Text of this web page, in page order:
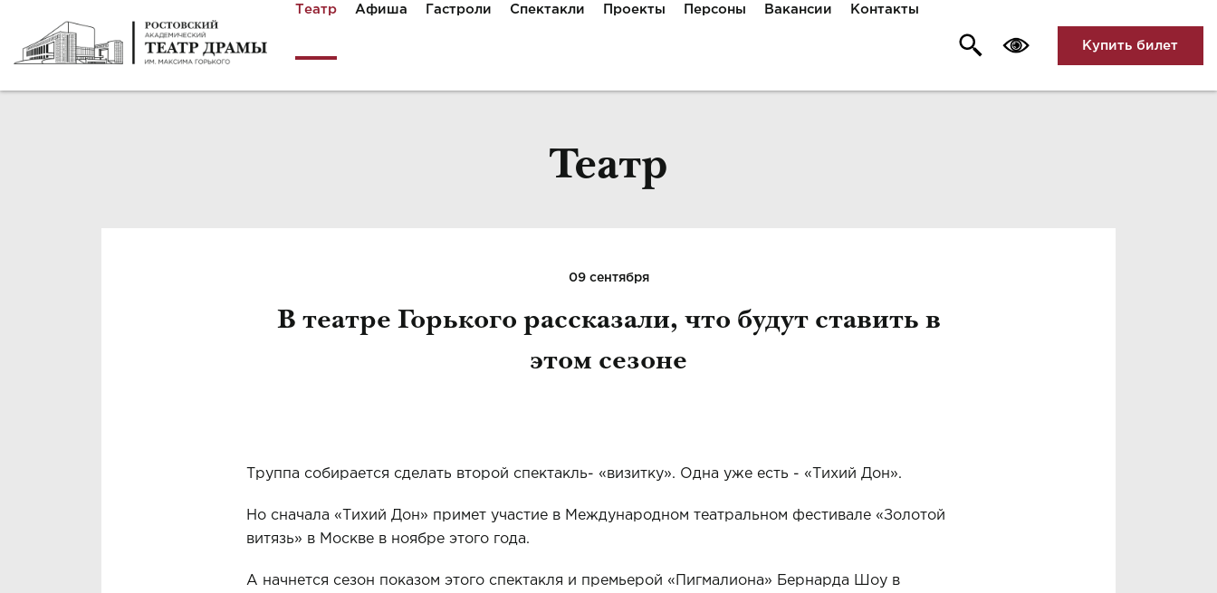
Театр Афиша Гастроли Спектакли Проекты Персоны Вакансии Контакты
Купить билет
Театр
09 сентября
В театре Горького рассказали, что будут ставить в
этом сезоне
Труппа собирается сделать второй спектакль- «визитку». Одна уже есть - «Тихий Дон».
Но сначала «Тихий Дон» примет участие в Международном театральном фестивале «Золотой
витязь» в Москве в ноябре этого года.
А начнется сезон показом этого спектакля и премьерой «Пигмалиона» Бернарда Шоу в